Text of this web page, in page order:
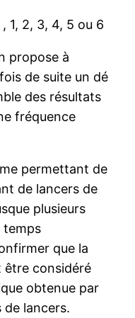
1, 2, 3, 4, 5 ou 6
propose à
de suite un dé
des résultats
fréquence
permettant de
de lancers de
plusieurs
temps
que la
être considéré
obtenue par
lancers.